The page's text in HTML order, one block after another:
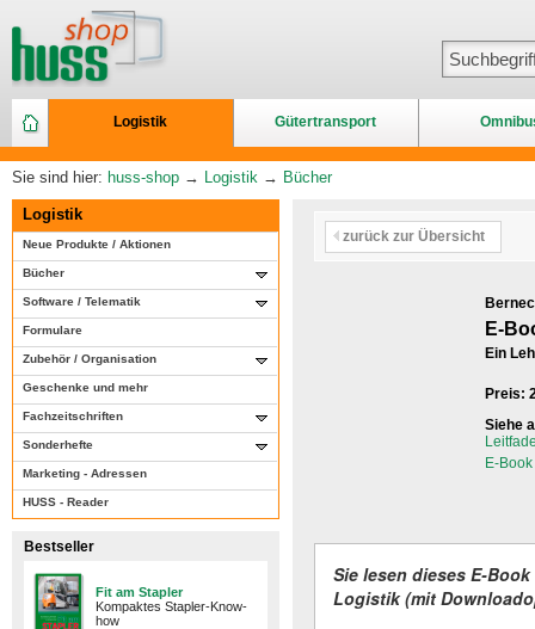
Logistik Gütertransport
Sie sind hier: huss-shop → Logistik → Bücher
Logistik
Neue Produkte / Aktionen
Bücher
Software / Telematik
Formulare
Zubehör / Organisation
Geschenke und mehr
Fachzeitschriften
Sonderhefte
Marketing - Adressen
HUSS - Reader
Bestseller
Fit am Stapler
Kompaktes Stapler-Know-
how
zurück zur Übersicht
E-
Ein
Preis:
Siehe
E-
Sie lesen dieses E-
Logistik (mit